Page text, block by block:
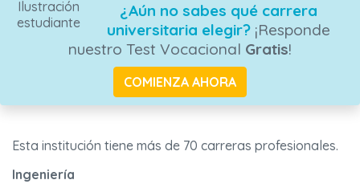
¿Aún no sabes qué carrera
universitaria elegir?¡Responde
nuestro Test Vocacional Gratis!
COMIENZA AHORA
Esta institución tiene más de 70 carreras profesionales.
Ingeniería